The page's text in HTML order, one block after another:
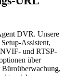
DVR. Unsere
Assistent,
und RTSP-
über